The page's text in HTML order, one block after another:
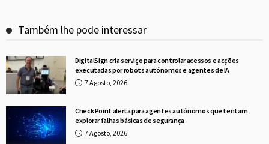
Também lhe pode interessar
DigitalSign cria serviço para controlar acessos e acções
executadas por robots autónomos e agentes de IA
7 Agosto, 2026
Check Point alerta para agentes autónomos que tentam
explorar falhas básicas de segurança
7 Agosto, 2026